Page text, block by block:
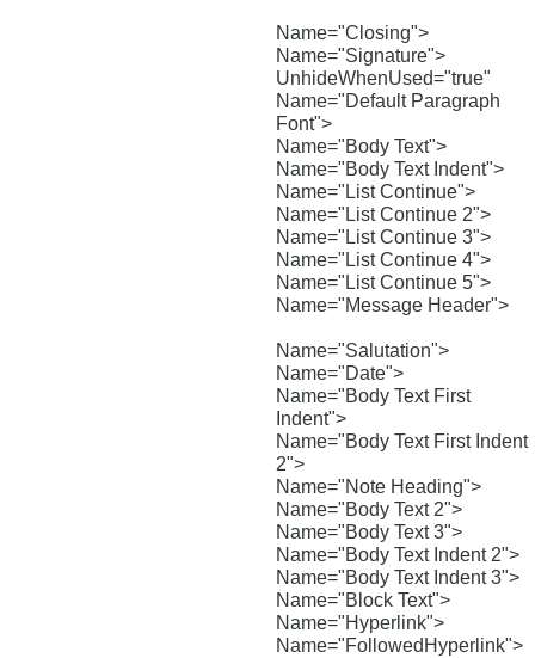
Name="Closing">
Name="Signature">
UnhideWhenUsed="true"
Name="Default Paragraph
Font">
Name="Body Text">
Name="Body Text Indent">
Name="List Continue">
Name="List Continue 2">
Name="List Continue 3">
Name="List Continue 4">
Name="List Continue 5">
Name="Message Header">
Name="Salutation">
Name="Date">
Name="Body Text First
Indent">
Name="Body Text First Indent
2">
Name="Note Heading">
Name="Body Text 2">
Name="Body Text 3">
Name="Body Text Indent 2">
Name="Body Text Indent 3">
Name="Block Text">
Name="Hyperlink">
Name="FollowedHyperlink">